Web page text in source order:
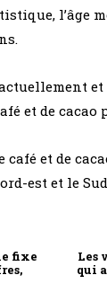
l’âge
et de cacao
café et de
est et le
fixe
Les
qui